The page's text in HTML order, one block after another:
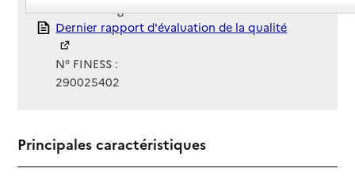
Le Noble Âge Retraite
Rapport HAS
Dernier rapport d'évaluation de la qualité
N° FINESS :
290025402
Principales caractéristiques